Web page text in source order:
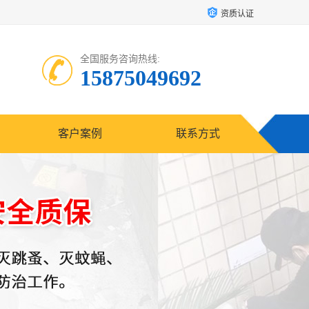
资质认证
全国服务咨询热线:
15875049692
客户案例 联系方式